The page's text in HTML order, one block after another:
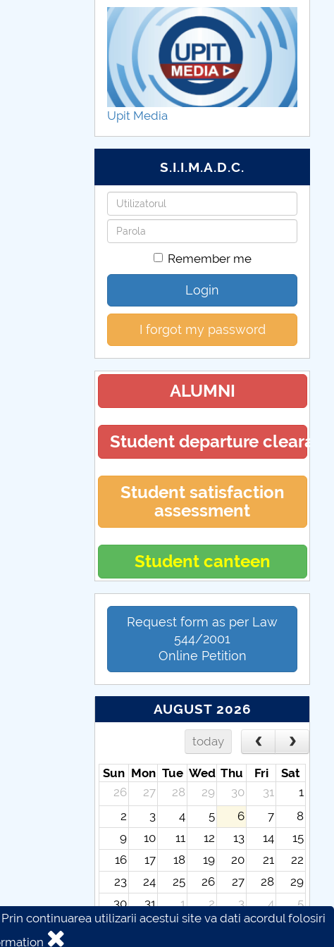
Upit Media
S.I.I.M.A.D.C.
Username
Password
Remember me
Login
I forgot my password
ALUMNI
Student departure
Student satisfaction
assessment
Student canteen
Request form as per Law
544/2001
Online Petition
AUGUST 2026
today
Sun Mon Tue Wed Thu Fri
Sat
26
27 28 29 30 31
1
2
3 4 5 6 7
8
9
10 11 12 13 14
15
16
17 18 19 20 21
22
23
24 25 26 27 28
29
30
31 1 2 3 4
5
continuarea utilizarii acestui site va dati acordul folosiri